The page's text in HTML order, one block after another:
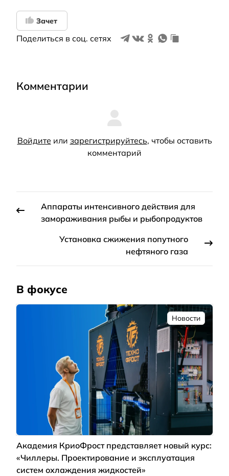
Зачет
Поделиться в соц. сетях
Комментарии
Войдите или зарегистрируйтесь, чтобы оставить
комментарий
Аппараты интенсивного действия для
замораживания рыбы и рыбопродуктов
Установка сжижения попутного
нефтяного газа
В фокусе
Новости
Академия КриоФрост представляет новый курс:
«Чиллеры. Проектирование и эксплуатация
систем охлаждения жидкостей»